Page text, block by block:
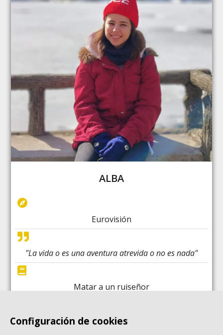
ALBA
Eurovisión
"La vida o es una aventura atrevida o no es nada"
Matar a un ruiseñor
Shego
Configuración de cookies